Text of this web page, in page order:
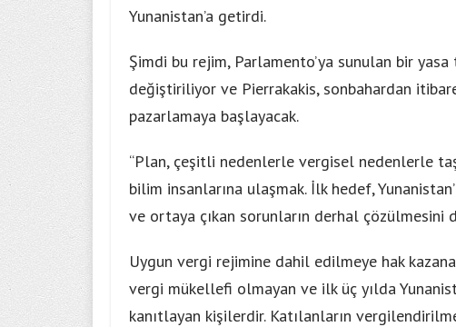
Yunanistan’a getirdi.
Şimdi bu rejim, Parlamento’ya sunulan bir
değiştiriliyor ve Pierrakakis, sonbahardan
pazarlamaya başlayacak.
“Plan, çeşitli nedenlerle vergisel nedenlerle
bilim insanlarına ulaşmak. İlk hedef,
ve ortaya çıkan sorunların derhal çözülmesini
Uygun vergi rejimine dahil edilmeye hak
vergi mükellefi olmayan ve ilk üç yılda
kanıtlayan kişilerdir. Katılanların